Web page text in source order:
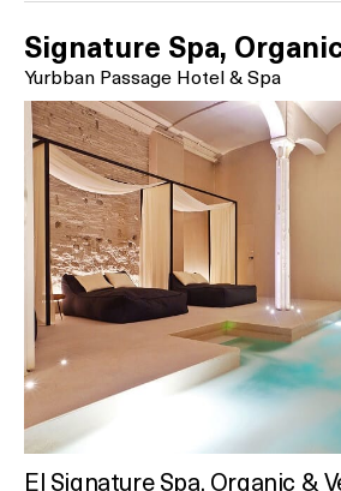
Signature Spa,
Yurbban Passage Hotel & Spa
El Signature Spa, Organic &